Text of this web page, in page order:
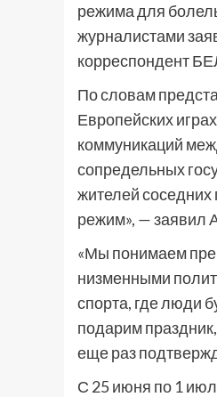
режима для
журналистами
корреспондент
По словам
Европейских
коммуникаций
сопредельных
жителей соседних
режим», — заявил
«Мы понимаем
низменными
спорта, где люди
подарим
еще раз
С 25 июня по 1